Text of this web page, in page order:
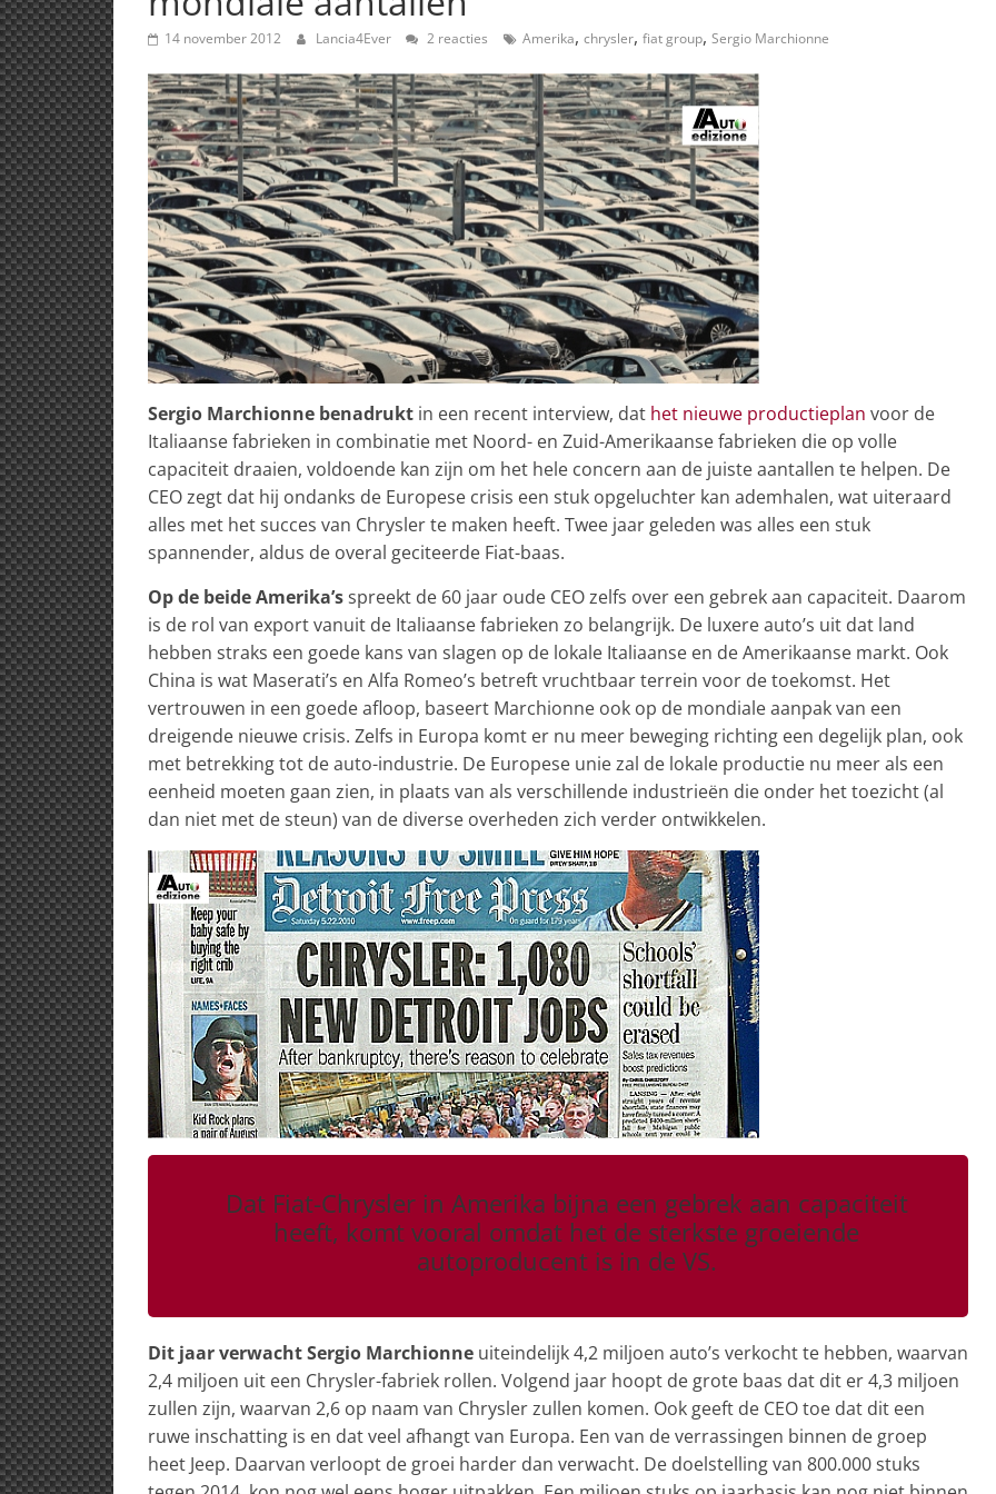
14 november 2012 Lancia4Ever 2 reacties Amerika, chrysler, fiat group, Sergio Marchionne
Sergio Marchionne benadrukt in een recent interview, dat het nieuwe productieplan voor de
Italiaanse fabrieken in combinatie met Noord- en Zuid-Amerikaanse fabrieken die op volle
capaciteit draaien, voldoende kan zijn om het hele concern aan de juiste aantallen te helpen. De
CEO zegt dat hij ondanks de Europese crisis een stuk opgeluchter kan ademhalen, wat uiteraard
alles met het succes van Chrysler te maken heeft. Twee jaar geleden was alles een stuk
spannender, aldus de overal geciteerde Fiat-baas.
Op de beide Amerika’sspreekt de 60 jaar oude CEO zelfs over een gebrek aan capaciteit. Daarom
is de rol van export vanuit de Italiaanse fabrieken zo belangrijk. De luxere auto’s uit dat land
hebben straks een goede kans van slagen op de lokale Italiaanse en de Amerikaanse markt. Ook
China is wat Maserati’s en Alfa Romeo’s betreft vruchtbaar terrein voor de toekomst. Het
vertrouwen in een goede afloop, baseert Marchionne ook op de mondiale aanpak van een
dreigende nieuwe crisis. Zelfs in Europa komt er nu meer beweging richting een degelijk plan, ook
met betrekking tot de auto-industrie. De Europese unie zal de lokale productie nu meer als een
eenheid moeten gaan zien, in plaats van als verschillende industrieën die onder het toezicht (al
dan niet met de steun) van de diverse overheden zich verder ontwikkelen.
Dat Fiat-Chrysler in Amerika bijna een gebrek aan capaciteit
heeft, komt vooral omdat het de sterkste groeiende
autoproducent is in de VS.
Dit jaar verwacht Sergio Marchionne uiteindelijk 4,2 miljoen auto’s verkocht te hebben, waarvan
2,4 miljoen uit een Chrysler-fabriek rollen. Volgend jaar hoopt de grote baas dat dit er 4,3 miljoen
zullen zijn, waarvan 2,6 op naam van Chrysler zullen komen. Ook geeft de CEO toe dat dit een
ruwe inschatting is en dat veel afhangt van Europa. Een van de verrassingen binnen de groep
heet Jeep. Daarvan verloopt de groei harder dan verwacht. De doelstelling van 800.000 stuks